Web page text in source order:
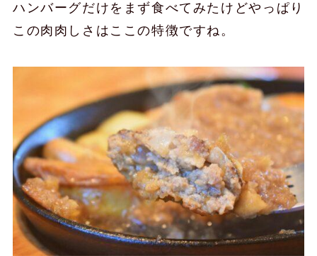
ハンバーグだけをまず食べてみたけどやっぱり
この肉肉しさはここの特徴ですね。